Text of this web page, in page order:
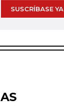
SUSCRÍBASE YA